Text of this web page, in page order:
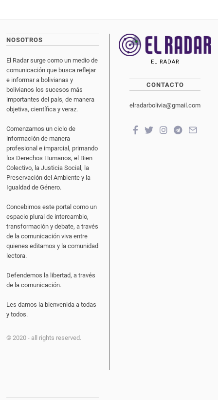
NOSOTROS
El Radar surge como un medio de
comunicación que busca reflejar
e informar a bolivianas y
bolivianos los sucesos más
importantes del país, de manera
objetiva, científica y veraz.
Comenzamos un ciclo de
información de manera
profesional e imparcial, primando
los Derechos Humanos, el Bien
Colectivo, la Justicia Social, la
Preservación del Ambiente y la
Igualdad de Género.
Concebimos este portal como un
espacio plural de intercambio,
transformación y debate, a través
de la comunicación viva entre
quienes editamos y la comunidad
lectora.
Defendemos la libertad, a través
de la comunicación.
Les damos la bienvenida a todas
y todos.
© 2020 - all rights reserved.
EL RADAR
CONTACTO
elradarbolivia@gmail.com